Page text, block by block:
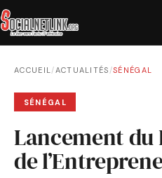
ACCUEIL/ACTUALITÉS /SÉNÉGAL
SÉNÉGAL
Lancement du
de